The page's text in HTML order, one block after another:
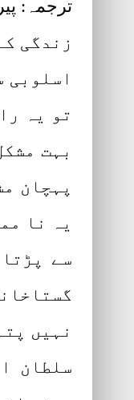
ترجمہ:
زندگی
اسلوبی
تو یہ
بہت
پہچان
یہ نا
سے
نہیں
سلطان